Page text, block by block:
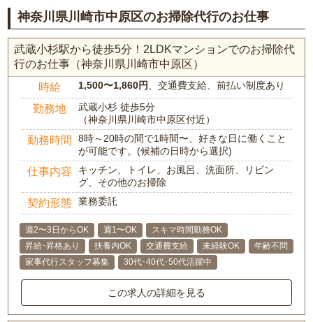
神奈川県川崎市中原区のお掃除代行のお仕事
武蔵小杉駅から徒歩5分！2LDKマンションでのお掃除代
行のお仕事（神奈川県川崎市中原区）
時給 1,500〜1,860円 、交通費支給、前払い制度あり
勤務地
武蔵小杉 徒歩5分
（神奈川県川崎市中原区付近）
勤務時間
8時～20時の間で1時間〜、好きな日に働くこと
が可能です。(候補の日時から選択)
仕事内容
キッチン、トイレ、お風呂、洗面所、リビン
グ、その他のお掃除
契約形態 業務委託
週2〜3日からOK 週1〜OK
スキマ時間勤務OK
昇給･昇格あり
扶養内OK 交通費支給 未経験OK
年齢不問
家事代行スタッフ募集
30代･40代･50代活躍中
この求人の詳細を見る